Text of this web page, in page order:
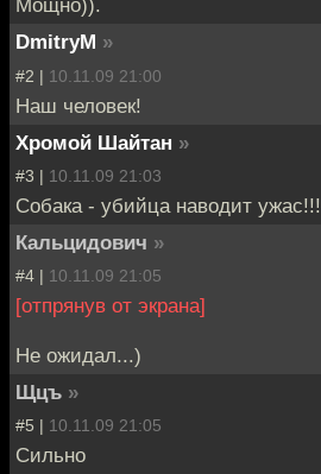
Мощно)).
DmitryM »
#2 | 10.11.09 21:00
Наш человек!
Хромой Шайтан »
#3 | 10.11.09 21:03
Собака - убийца наводит ужас!!!
Кальцидович »
#4 | 10.11.09 21:05
[отпрянув от экрана]
Не ожидал...)
Щцъ »
#5 | 10.11.09 21:05
Сильно